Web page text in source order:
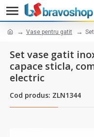
Vase pentru gatit
Set vase gatit
capace sticla,
electric
Cod produs: ZLN1344